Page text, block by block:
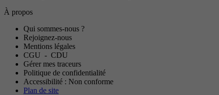
À propos
Qui sommes-nous ?
Rejoignez-nous
Mentions légales
CGU - CDU
Gérer mes traceurs
Politique de confidentialité
Accessibilité : Non conforme
Plan de site